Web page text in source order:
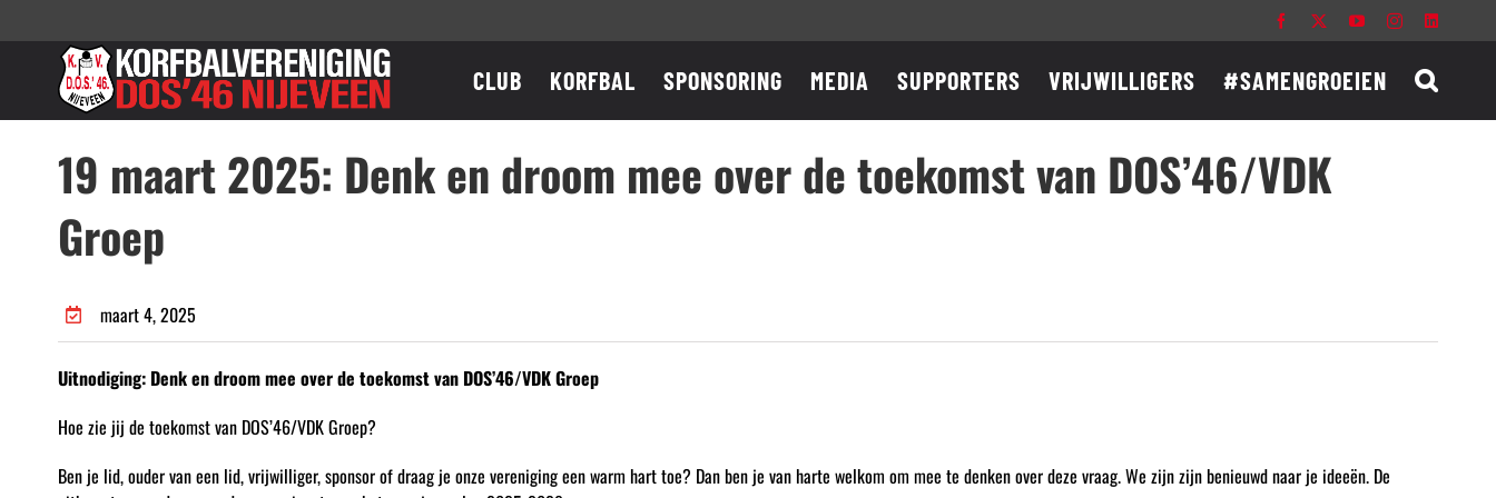
naar
Facebook YouTubeInstagram
CLUB KORFBAL SPONSORING MEDIA SUPPORTERS VRIJWILLIGERS #SAMENGROEIEN
19 maart 2025: Denk en droom mee over de toekomst van DOS’46/VDK
Groep
maart 4, 2025
Uitnodiging: Denk en droom mee over de toekomst van DOS’46/VDK Groep
Hoe zie jij de toekomst van DOS’46/VDK Groep?
Ben je lid, ouder van een lid, vrijwilliger, sponsor of draag je onze vereniging een warm hart toe? Dan ben je van harte welkom om mee te denken over deze vraag. We zijn zijn benieuwd naar je ideeën. De